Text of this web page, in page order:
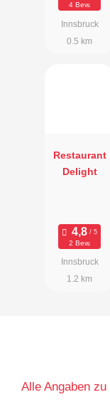
4 Bew.
Innsbruck
0.5 km
Restaurant
Delight
2 Bew.
Innsbruck
1.2 km
Alle Angaben zu